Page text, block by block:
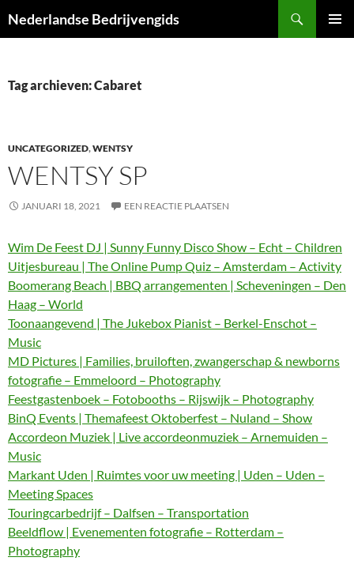
naar
Nederlandse Bedrijvengids
Tag archieven: Cabaret
UNCATEGORIZED,WENTSY
WENTSY SP
JANUARI 18, 2021 EEN REACTIE PLAATSEN
Wim De Feest DJ | Sunny Funny Disco Show – Echt – Children
Uitjesbureau | The Online Pump Quiz – Amsterdam – Activity
Boomerang Beach | BBQ arrangementen | Scheveningen – Den
Haag – World
Toonaangevend | The Jukebox Pianist – Berkel-Enschot –
Music
MD Pictures | Families, bruiloften, zwangerschap & newborns
fotografie – Emmeloord – Photography
Feestgastenboek – Fotobooths – Rijswijk – Photography
BinQ Events | Themafeest Oktoberfest – Nuland – Show
Accordeon Muziek | Live accordeonmuziek – Arnemuiden –
Music
Markant Uden | Ruimtes voor uw meeting | Uden – Uden –
Meeting Spaces
Touringcarbedrijf – Dalfsen – Transportation
Beeldflow | Evenementen fotografie – Rotterdam –
Photography